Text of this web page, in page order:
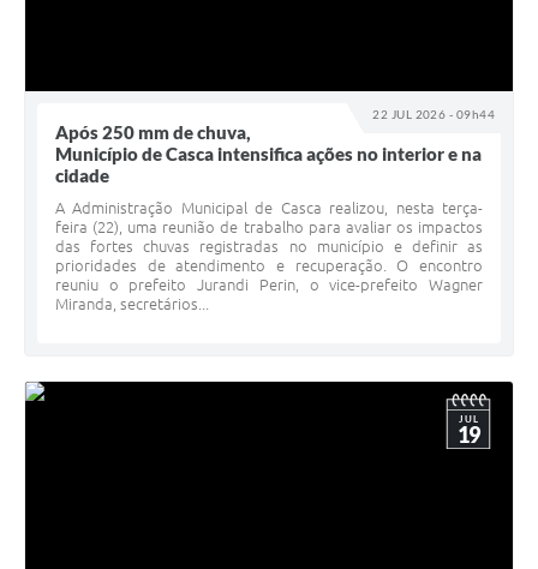
22 JUL 2026 - 09h44
Após 250 mm de chuva,
Município de Casca intensifica ações no interior e na
cidade
A Administração Municipal de Casca realizou, nesta terça-
feira (22), uma reunião de trabalho para avaliar os impactos
das fortes chuvas registradas no município e definir as
prioridades de atendimento e recuperação. O encontro
reuniu o prefeito Jurandi Perin, o vice-prefeito Wagner
Miranda, secretários...
JUL
19